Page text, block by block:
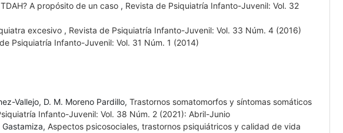
A propósito de un caso , Revista de Psiquiatría Infanto-Juvenil: Vol. 32
excesivo , Revista de Psiquiatría Infanto-Juvenil: Vol. 33 Núm. 4 (2016)
Psiquiatría Infanto-Juvenil: Vol. 31 Núm. 1 (2014)
Vallejo, D. M. Moreno Pardillo, Trastornos somatomorfos y síntomas somáticos
Infanto-Juvenil: Vol. 38 Núm. 2 (2021): Abril-Junio
Gastamiza, Aspectos psicosociales, trastornos psiquiátricos y calidad de vida